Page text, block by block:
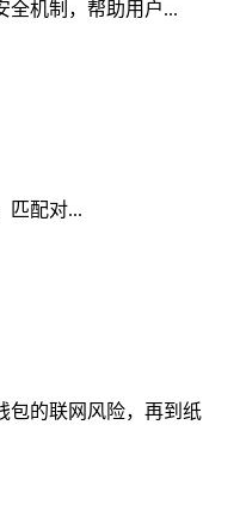
全机制，帮助用户...
匹配对...
包的联网风险，再到纸